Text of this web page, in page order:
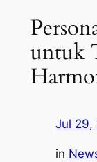
untuk
Jul 29,
in